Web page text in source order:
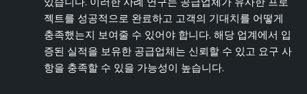
젝트를 성공적으로 완료하고 고객의 기대치를 어떻게
충족했는지 보여줄 수 있어야 합니다. 해당 업계에서 입
증된 실적을 보유한 공급업체는 신뢰할 수 있고 요구 사
항을 충족할 수 있을 가능성이 높습니다.